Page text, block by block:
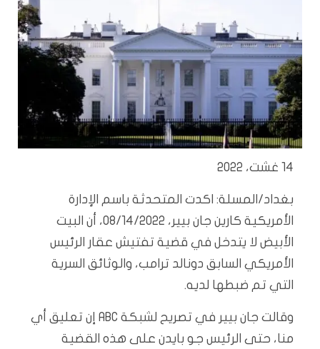
14 غشت، 2022
بغداد/المسلة: اكدت المتحدثة باسم الإدارة
الأمريكية كارين جان بيير، 08/14/2022، أن البيت
الأبيض لا يتدخل في قضية تفتيش عقار الرئيس
الأمريكي السابق دونالد ترامب، والوثائق السرية
التي تم ضبطها لديه.
وقالت جان بيير في تصريح لشبكة ABC إن تعليق أي
منا، حتى الرئيس جو بايدن على هذه القضية